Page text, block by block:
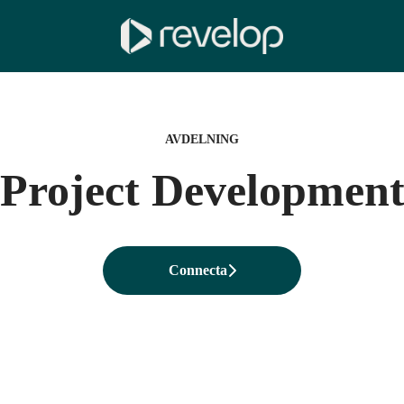
AVDELNING
Project Development
Connecta